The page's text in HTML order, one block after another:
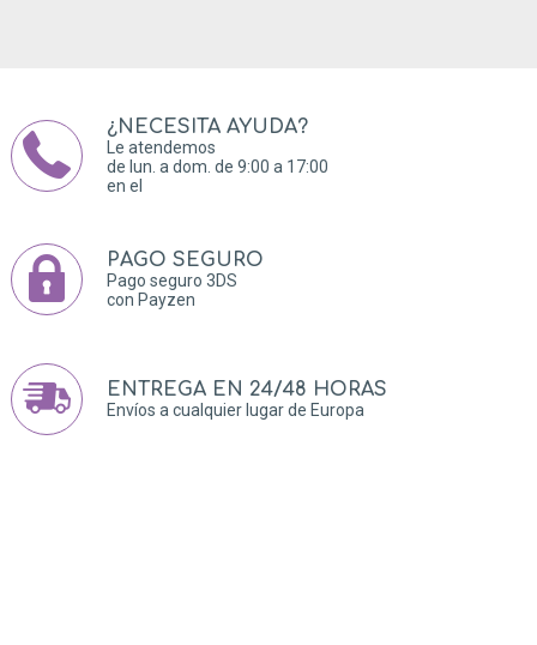
¿NECESITA AYUDA?
Le atendemos
de lun. a dom. de 9:00 a 17:00
en el
PAGO SEGURO
Pago seguro 3DS
con Payzen
ENTREGA EN 24/48 HORAS
Envíos a cualquier lugar de Europa